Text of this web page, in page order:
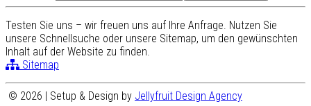
Testen Sie uns – wir freuen uns auf Ihre Anfrage. Nutzen Sie
unsere Schnellsuche oder unsere Sitemap, um den gewünschten
Inhalt auf der Website zu finden.
Sitemap
© 2026 | Setup & Design by Jellyfruit Design Agency